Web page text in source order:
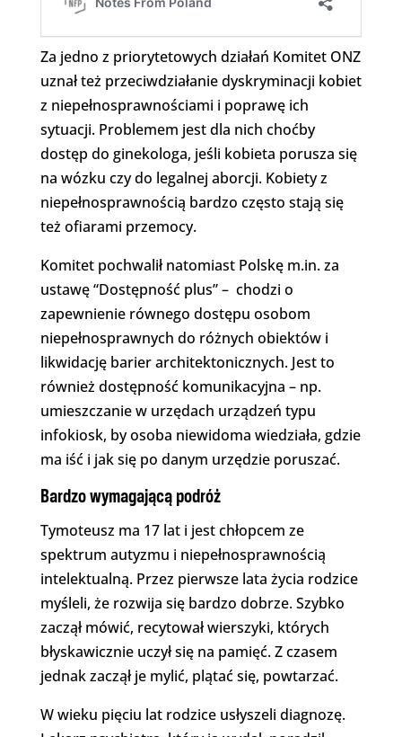
Za jedno z priorytetowych działań Komitet ONZ
uznał też przeciwdziałanie dyskryminacji kobiet
z niepełnosprawnościami i poprawę ich
sytuacji. Problemem jest dla nich choćby
dostęp do ginekologa, jeśli kobieta porusza się
na wózku czy do legalnej aborcji. Kobiety z
niepełnosprawnością bardzo często stają się
też ofiarami przemocy.
Komitet pochwalił natomiast Polskę m.in. za
ustawę “Dostępność plus” – chodzi o
zapewnienie równego dostępu osobom
niepełnosprawnych do różnych obiektów i
likwidację barier architektonicznych. Jest to
również dostępność komunikacyjna – np.
umieszczanie w urzędach urządzeń typu
infokiosk, by osoba niewidoma wiedziała, gdzie
ma iść i jak się po danym urzędzie poruszać.
Bardzo wymagającą podróż
Tymoteusz ma 17 lat i jest chłopcem ze
spektrum autyzmu i niepełnosprawnością
intelektualną. Przez pierwsze lata życia rodzice
myśleli, że rozwija się bardzo dobrze. Szybko
zaczął mówić, recytował wierszyki, których
błyskawicznie uczył się na pamięć. Z czasem
jednak zaczął je mylić, plątać się, powtarzać.
W wieku pięciu lat rodzice usłyszeli diagnozę.